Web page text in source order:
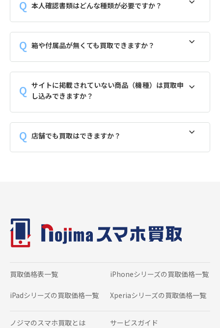
本人確認書類はどんな種類が必要ですか？
箱や付属品が無くても買取できますか？
サイトに掲載されていない商品（機種）は買取申
し込みできますか？
店舗でも買取はできますか？
買取価格表一覧 iPhoneシリーズの 買取価格一覧
iPadシリーズの 買取価格一覧 Xperiaシリーズの 買取価格一覧
ノジマのスマホ買取とは サービスガイド